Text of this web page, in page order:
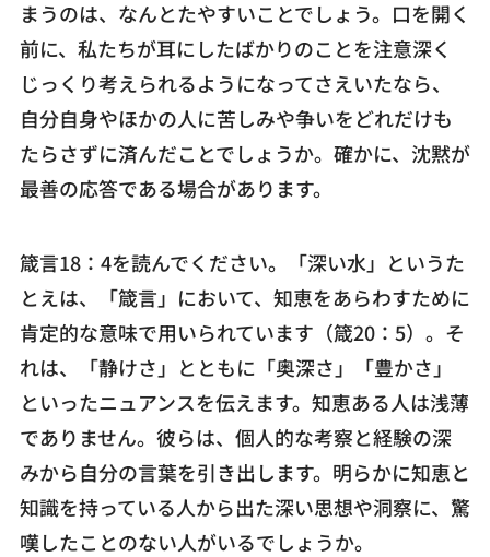
まうのは、なんとたやすいことでしょう。口を開く
前に、私たちが耳にしたばかりのことを注意深く
じっくり考えられるようになってさえいたなら、
自分自身やほかの人に苦しみや争いをどれだけも
たらさずに済んだことでしょうか。確かに、沈黙が
最善の応答である場合があります。
箴言18：4を読んでください。「深い水」というた
とえは、「箴言」において、知恵をあらわすために
肯定的な意味で用いられています（箴20：5）。そ
れは、「静けさ」とともに「奥深さ」「豊かさ」
といったニュアンスを伝えます。知恵ある人は浅薄
でありません。彼らは、個人的な考察と経験の深
みから自分の言葉を引き出します。明らかに知恵と
知識を持っている人から出た深い思想や洞察に、驚
嘆したことのない人がいるでしょうか。